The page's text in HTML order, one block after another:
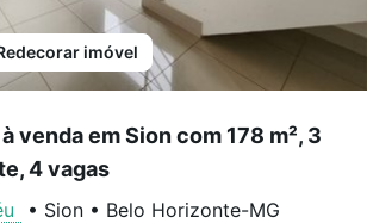
imóvel
venda em Sion com 178 m², 3
4 vagas
• Sion • Belo Horizonte-MG